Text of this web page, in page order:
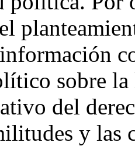
sobre
del
y las